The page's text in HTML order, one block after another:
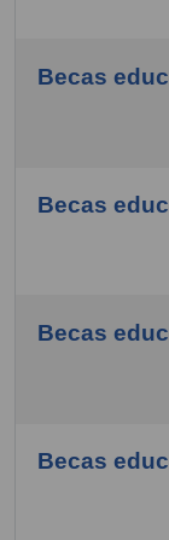
Becas
Becas
Becas
Becas